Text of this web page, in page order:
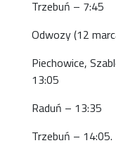
Trzebuń – 7:45
Odwozy (12
Piechowice,
13:05
Raduń – 13:35
Trzebuń – 14:05.